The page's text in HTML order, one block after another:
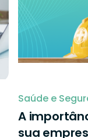
Saúde e
A
sua